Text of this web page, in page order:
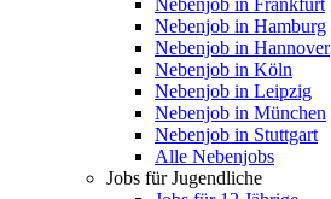
Nebenjob in Frankfurt
Nebenjob in Hamburg
Nebenjob in Hannover
Nebenjob in Köln
Nebenjob in Leipzig
Nebenjob in München
Nebenjob in Stuttgart
Alle Nebenjobs
Jobs für Jugendliche